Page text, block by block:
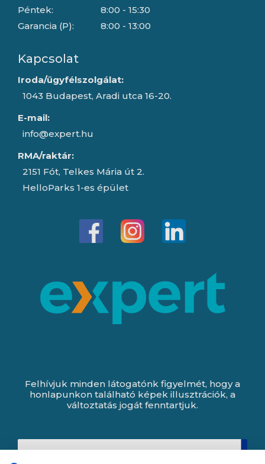
Péntek:
Garancia (P):
8:00 - 15:30
8:00 - 13:00
Kapcsolat
Iroda/ügyfélszolgálat:
1043 Budapest, Aradi utca 16-20.
E-mail:
info@expert.hu
RMA/raktár:
2151 Fót, Telkes Mária út 2.
HelloParks 1-es épület
Felhívjuk minden látogatónk figyelmét, hogy a
honlapunkon található képek illusztrációk, a
változtatás jogát fenntartjuk.